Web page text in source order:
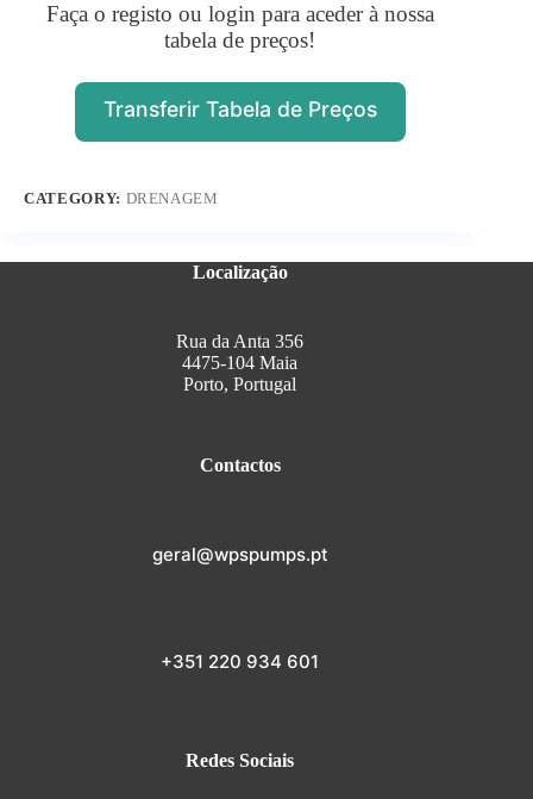
Faça o registo ou login para aceder à nossa
tabela de preços!
Transferir Tabela de Preços
CATEGORY: DRENAGEM
Localização
Rua da Anta 356
4475-104 Maia
Porto, Portugal
Contactos
geral@wpspumps.pt
+351 220 934 601
Redes Sociais